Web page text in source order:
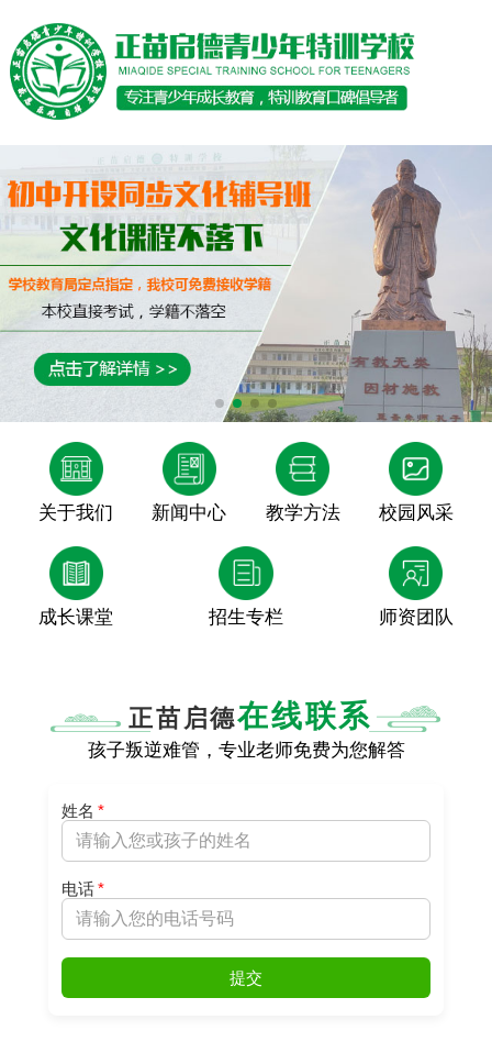
关于我们 新闻中心 教学方法 校园风采
成长课堂 招生专栏 师资团队
正苗启德在线联系
孩子叛逆难管，专业老师免费为您解答
姓名 *
电话*
提交